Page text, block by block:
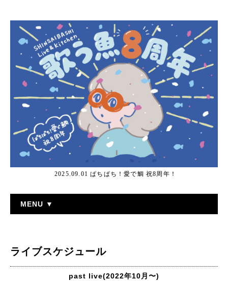
2025.09.01 ぱちぱち！愛で鯛 祝8周年！
MENU ▼
ライブスケジュール
past live(2022年10月〜)